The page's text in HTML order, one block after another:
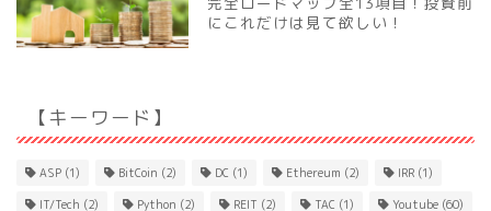
にこれだけは見て欲しい！
【キーワード】
ASP (1) BitCoin (2) DC (1) Ethereum (2) IRR (1)
IT/Tech (2) Python (2) REIT (2) TAC (1) Youtube (60)